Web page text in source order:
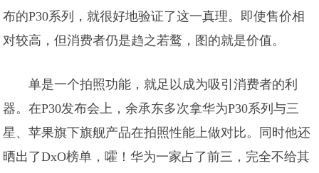
布的P30系列，就很好地验证了这一真理。即使售价相
对较高，但消费者仍是趋之若鹜，图的就是价值。
单是一个拍照功能，就足以成为吸引消费者的利
器。在P30发布会上，余承东多次拿华为P30系列与三
星、苹果旗下旗舰产品在拍照性能上做对比。同时他还
晒出了DxO榜单，嚯！华为一家占了前三，完全不给其